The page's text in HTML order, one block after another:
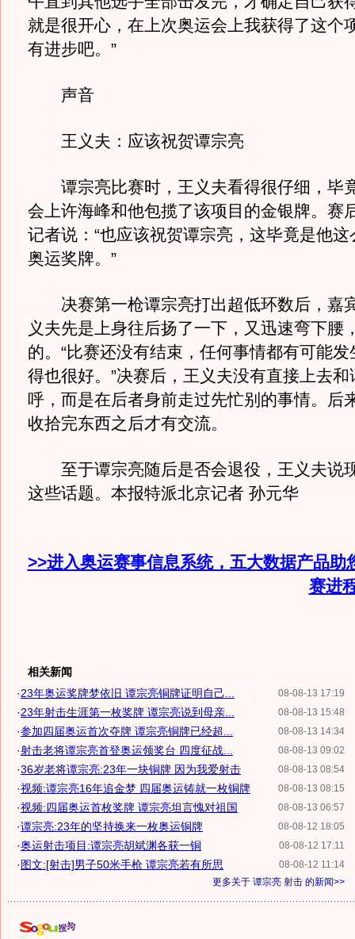
就是很开心，在上次奥运会上我获得了这个
有进步吧。”
声音
王义夫：应该祝贺谭宗亮
谭宗亮比赛时，王义夫看得很仔细，毕
会上许海峰和他包揽了该项目的金银牌。赛
记者说：“也应该祝贺谭宗亮，这毕竟是他
奥运奖牌。”
决赛第一枪谭宗亮打出超低环数后，嘉
义夫先是上身往后扬了一下，又迅速弯下腰
的。“比赛还没有结束，任何事情都有可能
得也很好。”决赛后，王义夫没有直接上去和
呼，而是在后者身前走过先忙别的事情。后
收拾完东西之后才有交流。
至于谭宗亮随后是否会退役，王义夫说
这些话题。本报特派北京记者 孙元华
>>进入奥运赛事信息系统，五大数据产品助
赛进
相关新闻
08-08-13 17:19
·23年奥运奖牌梦依旧 谭宗亮铜牌证明自己...
08-08-13 15:48
·23年射击生涯第一枚奖牌 谭宗亮说到母亲...
08-08-13 14:34
·参加四届奥运首次夺牌 谭宗亮铜牌已经超...
08-08-13 09:02
·射击老将谭宗亮首登奥运领奖台 四度征战...
08-08-13 08:54
·36岁老将谭宗亮:23年一块铜牌 因为我爱射击
08-08-13 08:15
·视频:谭宗亮16年追金梦 四届奥运铸就一枚铜牌
08-08-13 06:57
·视频:四届奥运首枚奖牌 谭宗亮坦言愧对祖国
08-08-12 18:05
·谭宗亮:23年的坚持换来一枚奥运铜牌
08-08-12 17:11
·奥运射击项目:谭宗亮胡斌渊各获一铜
08-08-12 11:14
·图文:[射击]男子50米手枪 谭宗亮若有所思
更多关于 谭宗亮 射击 的新闻>>